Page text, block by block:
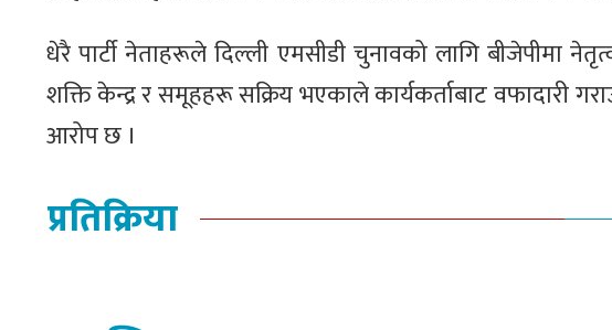
धेरै पार्टी नेताहरूले दिल्ली एमसीडी चुनावको लागि बीजेपीमा
शक्ति केन्द्र र समूहहरू सक्रिय भएकाले कार्यकर्ताबाट वफादारी
आरोप छ ।
प्रतिक्रिया